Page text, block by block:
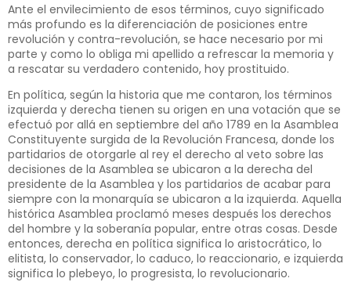
Ante el envilecimiento de esos términos, cuyo significado
más profundo es la diferenciación de posiciones entre
revolución y contra-revolución, se hace necesario por mi
parte y como lo obliga mi apellido a refrescar la memoria y
a rescatar su verdadero contenido, hoy prostituido.
En política, según la historia que me contaron, los términos
izquierda y derecha tienen su origen en una votación que se
efectuó por allá en septiembre del año 1789 en la Asamblea
Constituyente surgida de la Revolución Francesa, donde los
partidarios de otorgarle al rey el derecho al veto sobre las
decisiones de la Asamblea se ubicaron a la derecha del
presidente de la Asamblea y los partidarios de acabar para
siempre con la monarquía se ubicaron a la izquierda. Aquella
histórica Asamblea proclamó meses después los derechos
del hombre y la soberanía popular, entre otras cosas. Desde
entonces, derecha en política significa lo aristocrático, lo
elitista, lo conservador, lo caduco, lo reaccionario, e izquierda
significa lo plebeyo, lo progresista, lo revolucionario.